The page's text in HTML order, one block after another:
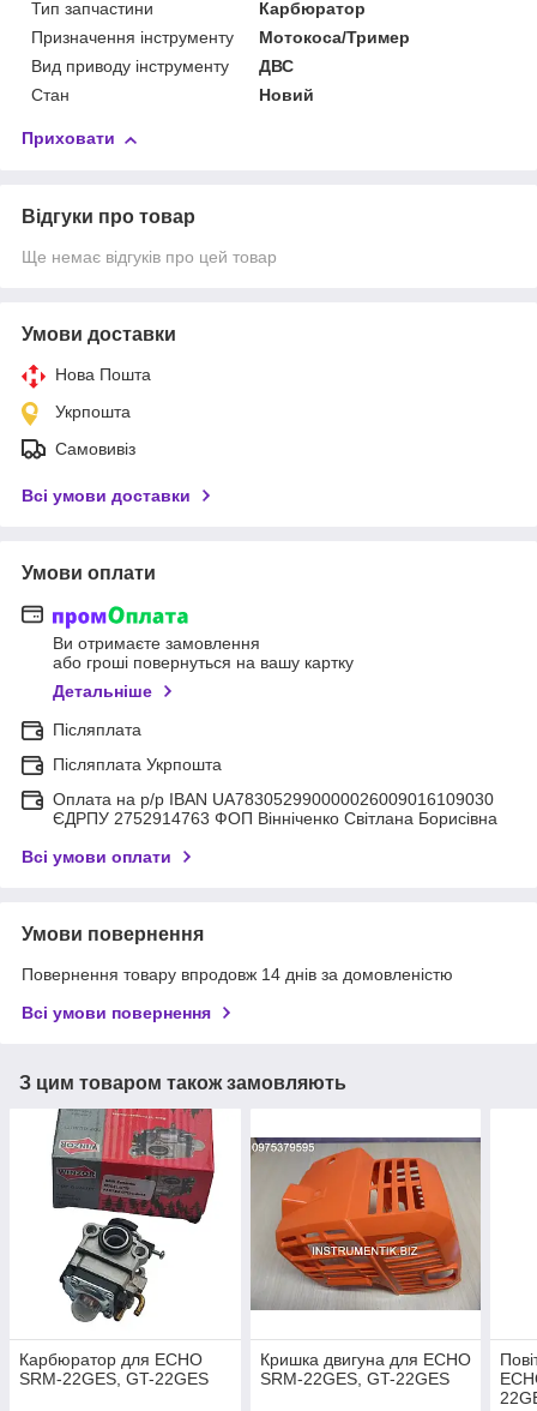
Тип запчастини
Карбюратор
Призначення інструменту
Мотокоса/Тример
Вид приводу інструменту
ДВС
Стан
Новий
Приховати
Відгуки про товар
Ще немає відгуків про цей товар
Умови доставки
Нова Пошта
Укрпошта
Самовивіз
Всі умови доставки
Умови оплати
Ви отримаєте замовлення
або гроші повернуться на вашу картку
Детальніше
Післяплата
Післяплата Укрпошта
Оплата на р/р IBAN UA783052990000026009016109030
ЄДРПУ 2752914763 ФОП Вінніченко Світлана Борисівна
Всі умови оплати
Умови повернення
Повернення товару впродовж 14 днів за домовленістю
Всі умови повернення
З цим товаром також замовляють
Карбюратор для ECHO
SRM-22GES, GT-22GES
Кришка двигуна для ECHO
SRM-22GES, GT-22GES